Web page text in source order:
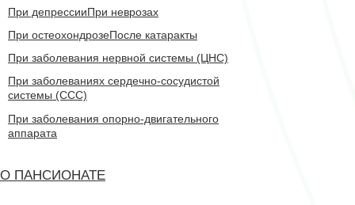
При депрессииПри неврозах
При остеохондрозеПосле катаракты
При заболевания нервной системы (ЦНС)
При заболеваниях сердечно-сосудистой
системы (CCC)
При заболевания опорно-двигательного
аппарата
О ПАНСИОНАТЕ